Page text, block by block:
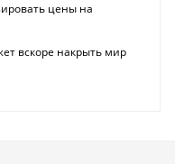
цены на
вскоре накрыть мир